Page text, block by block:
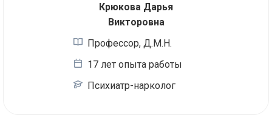
Крюкова Дарья
Викторовна
Профессор, Д.М.Н.
17 лет опыта работы
Психиатр-нарколог